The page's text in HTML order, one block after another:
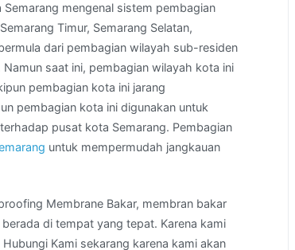
mengenal sistem pembagian
Timur, Semarang Selatan,
dari pembagian wilayah sub-residen
saat ini, pembagian wilayah kota ini
pembagian kota ini jarang
pembagian kota ini digunakan untuk
pusat kota Semarang. Pembagian
untuk mempermudah jangkauan
Membrane Bakar, membran bakar
di tempat yang tepat. Karena kami
Kami sekarang karena kami akan